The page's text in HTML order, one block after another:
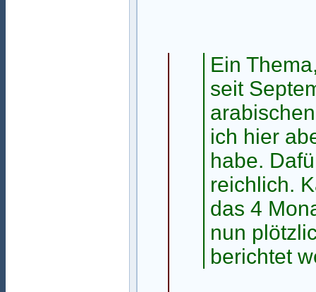
Ein
seit
ich hier
habe.
reichlich.
das 4
nun
berichtet